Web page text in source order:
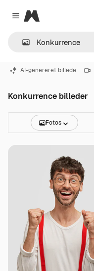
Close menu
Magnific
AI-genereret billede
Konkurrence billeder
Fotos